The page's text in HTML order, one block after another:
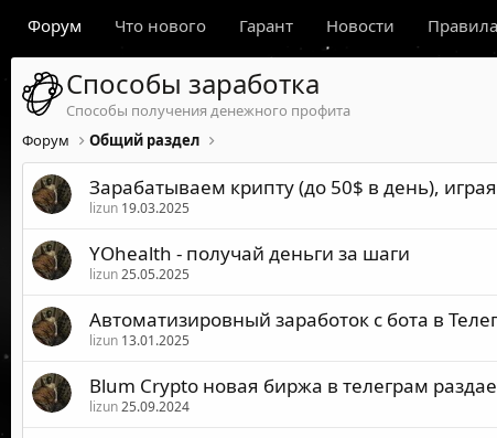
Форум Что нового Гарант Новости
Способы заработка
Способы получения денежного профита
Форум
Общий раздел
Зарабатываем крипту (до 50$ в день),
lizun 19.03.2025
YOhealth - получай деньги за шаги
lizun25.05.2025
Автоматизировный заработок с бота в
lizun 13.01.2025
Blum Crypto новая биржа в телеграм
lizun25.09.2024